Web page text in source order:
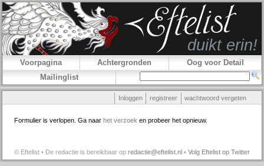
Voorpagina Achtergronden
Oog voor Detail
Mailinglist
Inloggen registreer wachtwoord vergeten
Formulier is verlopen. Ga naar het verzoek en probeer het opnieuw.
© Eftelist • De redactie is bereikbaar op redactie@eftelist.nl • Volg Eftelist op Twitter